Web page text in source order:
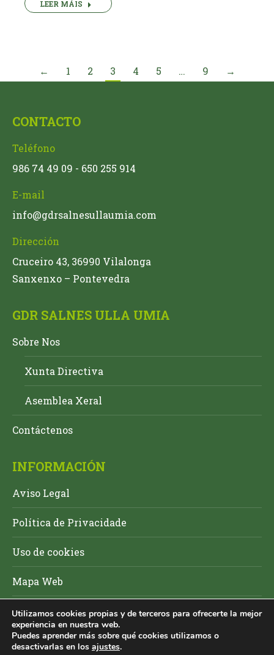
LEER MÁIS
← 1 2 3 4 5 … 9 →
CONTACTO
Teléfono
986 74 49 09 - 650 255 914
E-mail
info@gdrsalnesullaumia.com
Dirección
Cruceiro 43, 36990 Vilalonga
Sanxenxo – Pontevedra
GDR SALNES ULLA UMIA
Sobre Nos
Xunta Directiva
Asemblea Xeral
Contáctenos
INFORMACIÓN
Aviso Legal
Política de Privacidade
Uso de cookies
Mapa Web
Utilizamos cookies propias y de terceros para ofrecerte la mejor
experiencia en nuestra web.
Puedes aprender más sobre qué cookies utilizamos o
desactivarlas en los ajustes.